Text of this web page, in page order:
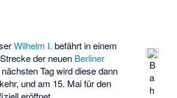
B
a
h
Wilhelm I. befährt in einem
der neuen Berliner
Tag wird diese dann
und am 15. Mai für den